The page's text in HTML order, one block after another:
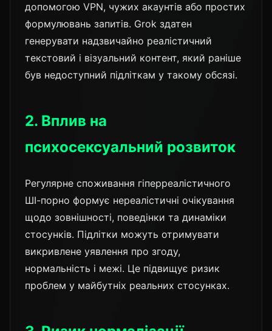
допомогою VPN, чужих акаунтів або простих
формулювань запитів. Grok здатен
генерувати надзвичайно реалістичний
текстовий і візуальний контент, який раніше
був недоступний підліткам у такому обсязі.
2. Вплив на
психосексуальний розвиток
Регулярне споживання гіперреалістичного
ШІ-порно формує нереалістичні очікування
щодо зовнішності, поведінки та динаміки
стосунків. Підлітки можуть отримувати
викривлене уявлення про згоду,
нормальність і межі. Це підвищує ризик
проблем у майбутніх реальних стосунках.